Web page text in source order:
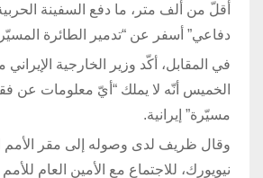
أقلّ من ألف متر، ما دفع السفينة
دفاعي” أسفر عن “تدمير الطائرة
في المقابل، أكّد وزير الخارجية
الخميس أنّه لا يملك “أيّ معلومات عن
مسيّرة” إيرانية.
وقال ظريف لدى وصوله إلى مقر الأمم
نيويورك، للاجتماع مع الأمين العام